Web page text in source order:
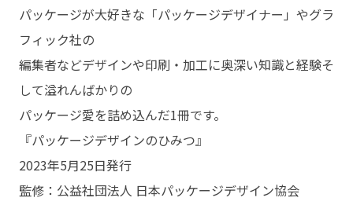
パッケージが大好きな「パッケージデザイナー」やグラ
フィック社の
編集者などデザインや印刷・加工に奥深い知識と経験そ
して溢れんばかりの
パッケージ愛を詰め込んだ1冊です。
『パッケージデザインのひみつ』
2023年5月25日発行
監修：公益社団法人 日本パッケージデザイン協会